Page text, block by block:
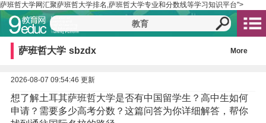
萨班哲大学网汇聚萨班哲大学排名,萨班哲大学专业和分数线等学习知识平台">
萨班哲大学 sbzdx More
2026-08-07 09:54:46 更新
想了解土耳其萨班哲大学是否有中国留学生？高中生如何
申请？需要多少高考分数？这篇问答为你详细解答，帮你